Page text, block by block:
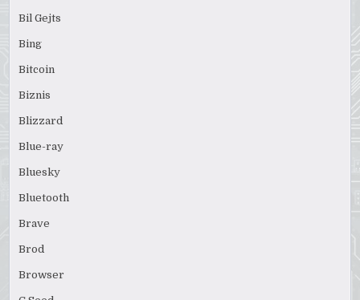
Bil Gejts
Bing
Bitcoin
Biznis
Blizzard
Blue-ray
Bluesky
Bluetooth
Brave
Brod
Browser